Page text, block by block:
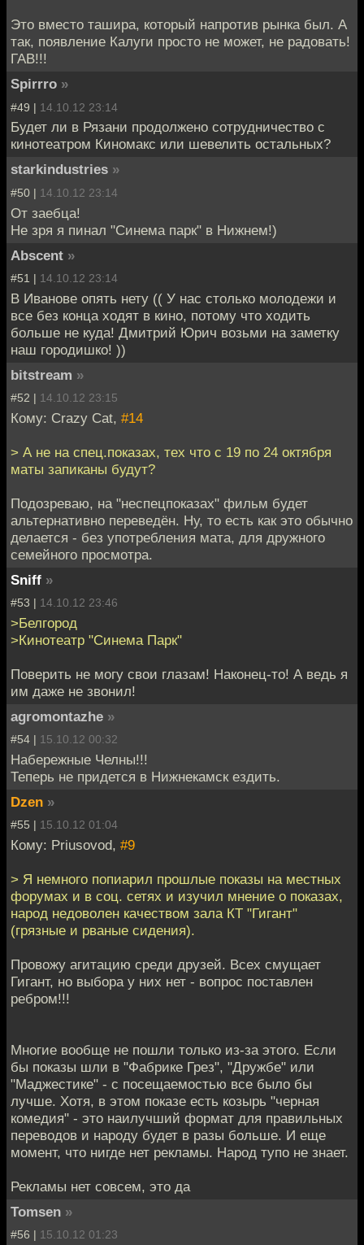
Это вместо ташира, который напротив рынка был. А
так, появление Калуги просто не может, не радовать!
ГАВ!!!
Spirrro »
#49 | 14.10.12 23:14
Будет ли в Рязани продолжено сотрудничество с
кинотеатром Киномакс или шевелить остальных?
starkindustries »
#50 | 14.10.12 23:14
От заебца!
Не зря я пинал "Синема парк" в Нижнем!)
Abscent »
#51 | 14.10.12 23:14
В Иванове опять нету (( У нас столько молодежи и
все без конца ходят в кино, потому что ходить
больше не куда! Дмитрий Юрич возьми на заметку
наш городишко! ))
bitstream »
#52 | 14.10.12 23:15
Кому: Crazy Cat, #14
> А не на спец.показах, тех что с 19 по 24 октября
маты запиканы будут?
Подозреваю, на "неспецпоказах" фильм будет
альтернативно переведён. Ну, то есть как это обычно
делается - без употребления мата, для дружного
семейного просмотра.
Sniff »
#53 | 14.10.12 23:46
>Белгород
>Кинотеатр "Синема Парк"
Поверить не могу свои глазам! Наконец-то! А ведь я
им даже не звонил!
agromontazhe »
#54 | 15.10.12 00:32
Набережные Челны!!!
Теперь не придется в Нижнекамск ездить.
Dzen »
#55 | 15.10.12 01:04
Кому: Priusovod, #9
> Я немного попиарил прошлые показы на местных
форумах и в соц. сетях и изучил мнение о показах,
народ недоволен качеством зала КТ "Гигант"
(грязные и рваные сидения).
Провожу агитацию среди друзей. Всех смущает
Гигант, но выбора у них нет - вопрос поставлен
ребром!!!
Многие вообще не пошли только из-за этого. Если
бы показы шли в "Фабрике Грез", "Дружбе" или
"Маджестике" - с посещаемостью все было бы
лучше. Хотя, в этом показе есть козырь "черная
комедия" - это наилучший формат для правильных
переводов и народу будет в разы больше. И еще
момент, что нигде нет рекламы. Народ тупо не знает.
Рекламы нет совсем, это да
Tomsen »
#56 | 15.10.12 01:23